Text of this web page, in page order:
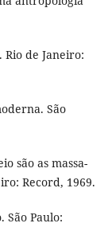
Rio de Janeiro:
São
são as massa-
Record, 1969.
São Paulo: